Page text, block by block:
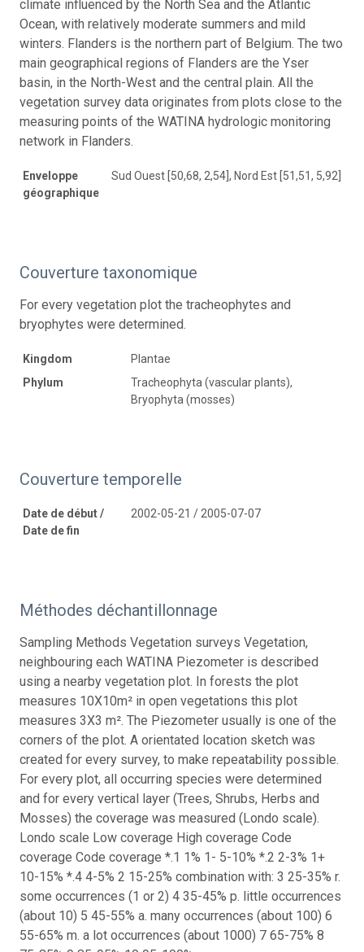
climate influenced by the North Sea and the Atlantic
Ocean, with relatively moderate summers and mild
winters. Flanders is the northern part of Belgium. The two
main geographical regions of Flanders are the Yser
basin, in the North-West and the central plain. All the
vegetation survey data originates from plots close to the
measuring points of the WATINA hydrologic monitoring
network in Flanders.
Enveloppe
géographique
Sud Ouest [50,68, 2,54], Nord Est [51,51, 5,92]
Couverture taxonomique
For every vegetation plot the tracheophytes and
bryophytes were determined.
Kingdom
Plantae
Phylum
Tracheophyta (vascular plants),
Bryophyta (mosses)
Couverture temporelle
Date de début /
Date de fin
2002-05-21 / 2005-07-07
Méthodes déchantillonnage
Sampling Methods Vegetation surveys Vegetation,
neighbouring each WATINA Piezometer is described
using a nearby vegetation plot. In forests the plot
measures 10X10m² in open vegetations this plot
measures 3X3 m². The Piezometer usually is one of the
corners of the plot. A orientated location sketch was
created for every survey, to make repeatability possible.
For every plot, all occurring species were determined
and for every vertical layer (Trees, Shrubs, Herbs and
Mosses) the coverage was measured (Londo scale).
Londo scale Low coverage High coverage Code
coverage Code coverage *.1 1% 1- 5-10% *.2 2-3% 1+
10-15% *.4 4-5% 2 15-25% combination with: 3 25-35% r.
some occurrences (1 or 2) 4 35-45% p. little occurrences
(about 10) 5 45-55% a. many occurrences (about 100) 6
55-65% m. a lot occurrences (about 1000) 7 65-75% 8